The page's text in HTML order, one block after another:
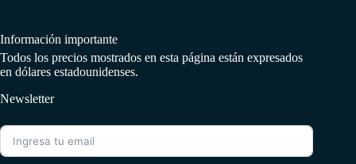
Información importante
Todos los precios mostrados en esta página están expresados
en dólares estadounidenses.
Newsletter